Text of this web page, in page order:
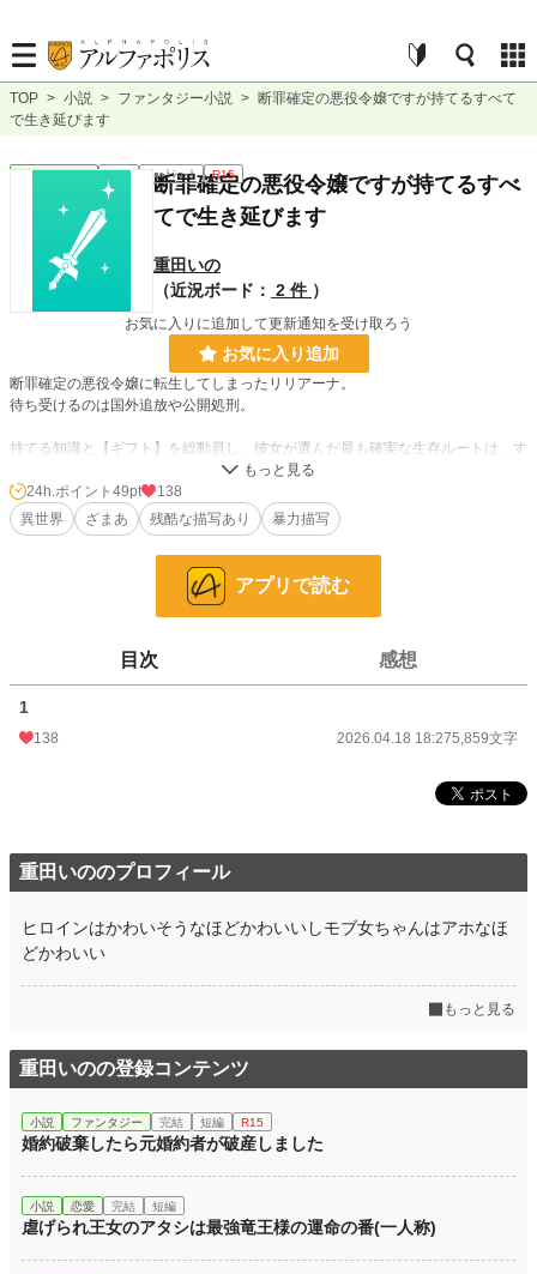
TOP > 小説 > ファンタジー小説 > 断罪確定の悪役令嬢ですが持てるすべて
で生き延びます
ファンタジー 完結 ｼｮｰﾄｼｮｰﾄ R15
断罪確定の悪役令嬢ですが持てるすべ
てで生き延びます
重田いの
（近況ボード： 2 件 ）
お気に入りに追加して更新通知を受け取ろう
お気に入り追加
断罪確定の悪役令嬢に転生してしまったリリアーナ。
待ち受けるのは国外追放や公開処刑。
持てる知識と【ギフト】を総動員し、彼女が選んだ最も確実な生存ルートは、す
べての元凶を先に排除すること！
ちなみに生き延びた結果は、王太子の犬だわん。
16,142 位 / 228,788 件
2,814 位 / 53,314 件
24h.ポイント 49 pt
文字数
初回完結日時 2026.04.18 18:27
月間ポイント 1,250 pt (21,243 位)
年間ポイント 9,582 pt (32,139 位)
24h.ポイント 49pt
138
異世界
ざまあ 残酷な描写あり 暴力描写
アプリで読む
目次 感想
1
138 2026.04.18 18:275,859文字
重田いののプロフィール
ヒロインはかわいそうなほどかわいいしモブ女ちゃんはアホなほ
どかわいい
もっと見る
重田いのの登録コンテンツ
小説 ファンタジー 完結 短編 R15
婚約破棄したら元婚約者が破産しました
小説 恋愛 完結 短編
虐げられ王女のアタシは最強竜王様の運命の番(一人称)